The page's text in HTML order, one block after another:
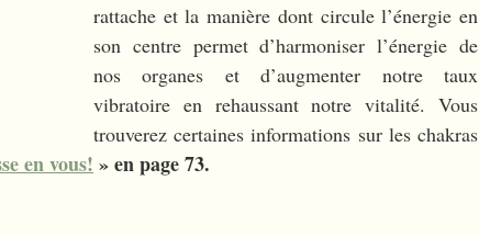
rattache et la manière dont circule l’énergie en
son centre permet d’harmoniser l’énergie de
nos organes et d’augmenter notre taux
vibratoire en rehaussant notre vitalité. Vous
trouverez certaines informations sur les chakras
en vous! » en page 73.